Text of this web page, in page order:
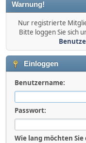
Warnung!
Nur registrierte
Bitte loggen Sie sich
Einloggen
Benutzername:
Passwort:
Wie lang möchten